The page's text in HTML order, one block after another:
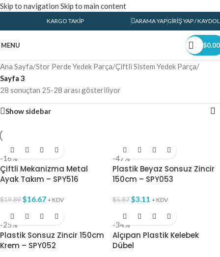
Skip to navigation Skip to main content
KARGO TAKIP ARAMA YAPGIRIŞ YAP / KAYDOL
MENU $0.00
Ana Sayfa/Stor Perde Yedek Parça/Çiftli Sistem Yedek Parça/
Sayfa 3
28 sonuçtan 25-28 arası gösteriliyor
Show sidebar
-16%
Çiftli Mekanizma Metal
Ayak Takım – SPY516
$19.89$16.67 + KDV
-47%
Plastik Beyaz Sonsuz Zincir
150cm – SPY053
$5.87$3.11 + KDV
-25%
Plastik Sonsuz Zincir 150cm
Krem – SPY052
-34%
Alçıpan Plastik Kelebek
Dübel